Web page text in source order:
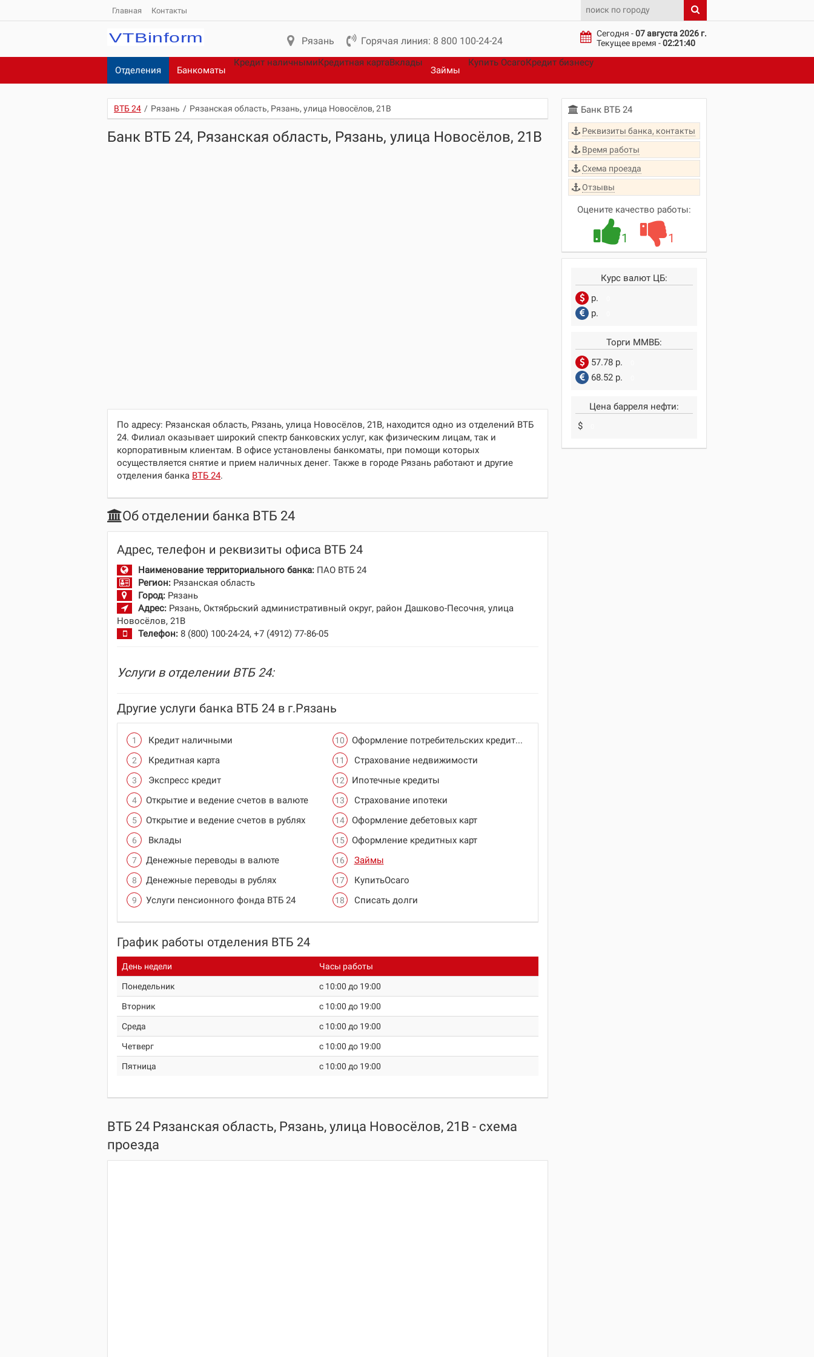
Главная Контакты
Рязань Горячая линия: 8 800 100-24-24
Сегодня -07 августа 2026 г.
Текущее время -02:21:40
Отделения Банкоматы
Кредит наличнымиКредитная картаВклады
Займы
Купить ОсагоКредит бизнесу
ВТБ 24 / Рязань / Рязанская область, Рязань, улица Новосёлов, 21В
Банк ВТБ 24, Рязанская область, Рязань, улица Новосёлов, 21В
По адресу: Рязанская область, Рязань, улица Новосёлов, 21В, находится одно из отделений ВТБ
24. Филиал оказывает широкий спектр банковских услуг, как физическим лицам, так и
корпоративным клиентам. В офисе установлены банкоматы, при помощи которых
осуществляется снятие и прием наличных денег. Также в городе Рязань работают и другие
отделения банка ВТБ 24.
Об отделении банка ВТБ 24
Адрес, телефон и реквизиты офиса ВТБ 24
Наименование территориального банка: ПАО ВТБ 24
Регион: Рязанская область
Город: Рязань
Адрес: Рязань, Октябрьский административный округ, район Дашково-Песочня, улица
Новосёлов, 21В
Телефон: 8 (800) 100-24-24, +7 (4912) 77-86-05
Услуги в отделении ВТБ 24:
Другие услуги банка ВТБ 24 в г.Рязань
Кредит наличными
Кредитная карта
Экспресс кредит
Открытие и ведение счетов в валюте
Открытие и ведение счетов в рублях
Вклады
Денежные переводы в валюте
Денежные переводы в рублях
Услуги пенсионного фонда ВТБ 24
Оформление потребительских кредитов
Страхование недвижимости
Ипотечные кредиты
Страхование ипотеки
Оформление дебетовых карт
Оформление кредитных карт
Займы
КупитьОсаго
Списать долги
График работы отделения ВТБ 24
День недели Часы работы
Понедельник c 10:00 до 19:00
Вторник c 10:00 до 19:00
Среда c 10:00 до 19:00
Четверг c 10:00 до 19:00
Пятница c 10:00 до 19:00
ВТБ 24 Рязанская область, Рязань, улица Новосёлов, 21В - схема
проезда
Банк ВТБ 24
Реквизиты банка, контакты
Время работы
Схема проезда
Отзывы
Оцените качество работы:
1 1
Курс валют ЦБ:
р.
р.
Торги ММВБ:
57.78 р.
68.52 р.
Цена барреля нефти:
$